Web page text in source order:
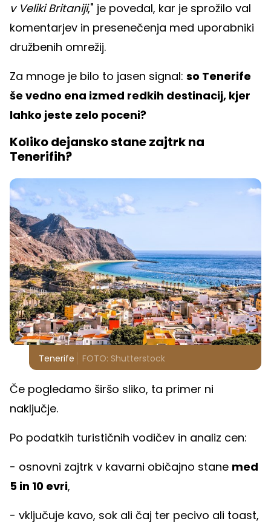
v Veliki Britaniji," je povedal, kar je sprožilo val
komentarjev in presenečenja med uporabniki
družbenih omrežij.
Za mnoge je bilo to jasen signal: so Tenerife
še vedno ena izmed redkih destinacij, kjer
lahko jeste zelo poceni?
Koliko dejansko stane zajtrk na
Tenerifih?
Tenerife FOTO: Shutterstock
Če pogledamo širšo sliko, ta primer ni
naključje.
Po podatkih turističnih vodičev in analiz cen:
- osnovni zajtrk v kavarni običajno stane med
5 in 10 evri,
- vključuje kavo, sok ali čaj ter pecivo ali toast,